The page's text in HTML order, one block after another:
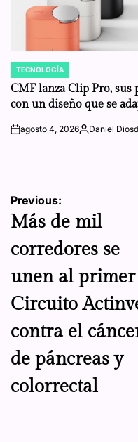
POSTED
IN
TECNOLOGÍA
CMF lanza Clip Pro,
con un diseño que se
onagosto 4, 2026Posted
Daniel
Navegación
de
entradas
Previous:
Más de mil
corredores se
unen al primer
Circuito
contra el
de páncreas y
colorrectal